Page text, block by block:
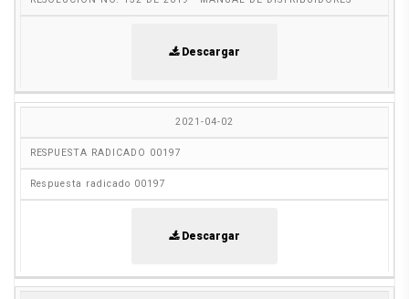
Descargar
2021-04-02
RESPUESTA RADICADO 00197
Respuesta radicado 00197
Descargar